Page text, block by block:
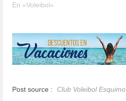
En «Voleibol»
Post source : Club Voleibol Esquimo